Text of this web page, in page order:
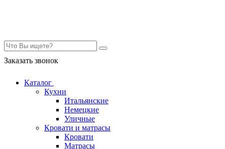
Заказать звонок
Каталог
Кухни
Итальянские
Немецкие
Уличные
Кровати и матрасы
Кровати
Матрасы